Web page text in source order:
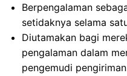
Berpengalaman
setidaknya selama
Diutamakan bagi
pengalaman dalam
pengemudi